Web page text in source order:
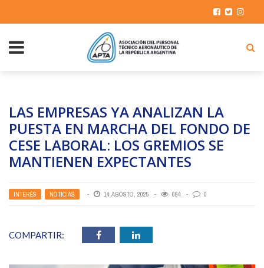
LAS EMPRESAS YA ANALIZAN LA
PUESTA EN MARCHA DEL FONDO DE
CESE LABORAL: LOS GREMIOS SE
MANTIENEN EXPECTANTES
INTERÉS , NOTICIAS 14 AGOSTO, 2025 664 0
COMPARTIR: